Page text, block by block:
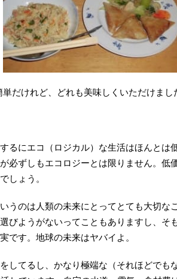
単だけれど、どれも美味しくいただけまし
るにエコ（ロジカル）な生活はほんとは
必ずしもエコロジーとは限りません。低
しょう。
うのは人類の未来にとってとても大切な
びようがないってこともありますし、そ
です。地球の未来はヤバイよ。
してるし、かなり極端な（それほどでも